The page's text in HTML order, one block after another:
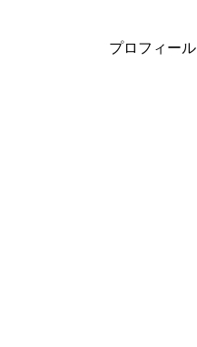
プロフィール